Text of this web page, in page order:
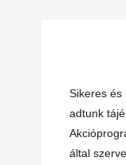
Sikeres és
adtunk
által